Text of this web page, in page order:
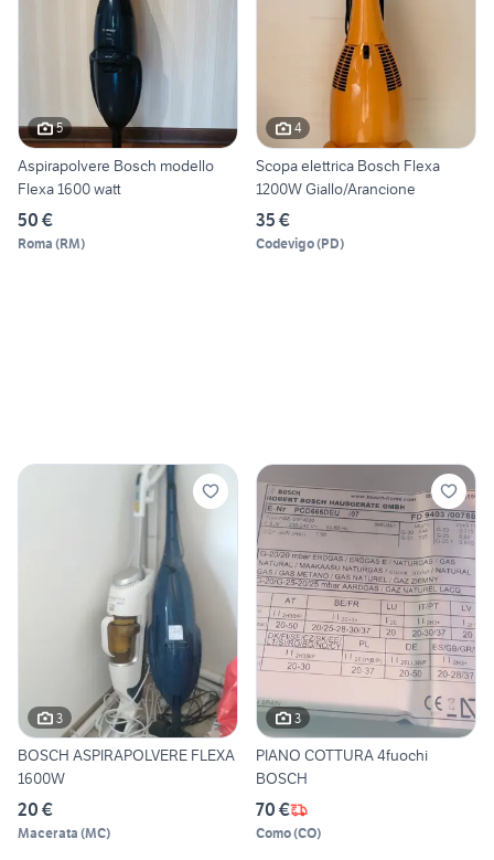
5
Aspirapolvere Bosch modello
Flexa 1600 watt
50 €
Roma (RM)
4
Scopa elettrica Bosch Flexa
1200W Giallo/Arancione
35 €
Codevigo(PD)
3
BOSCH ASPIRAPOLVERE FLEXA
1600W
20 €
Macerata (MC)
3
PIANO COTTURA 4fuochi
BOSCH
70 €
Como(CO)